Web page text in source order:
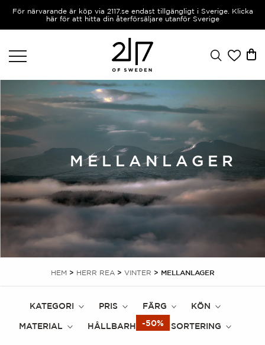
För närvarande är köp via 2117.se endast tillgängligt i Sverige. Klicka
här för att hitta din återförsäljare utanför Sverige
MELLANLAGER
HEM> HERR REA> VINTER > MELLANLAGER
KATEGORI PRIS FÄRG KÖN
MATERIAL HÅLLBARHET SORTERING
-50%